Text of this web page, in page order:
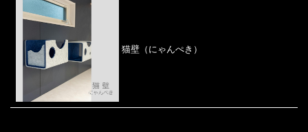
猫壁（にゃんぺき）